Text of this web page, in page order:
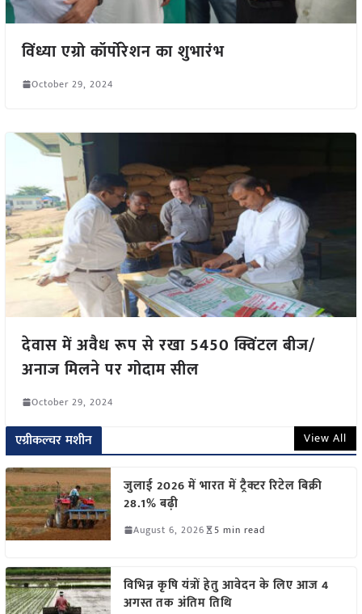
विंध्या एग्रो कॉर्पोरेशन का शुभारंभ
October 29, 2024
देवास में अवैध रूप से रखा 5450 क्विंटल बीज/
अनाज मिलने पर गोदाम सील
October 29, 2024
एग्रीकल्चर मशीन View All
जुलाई 2026 में भारत में ट्रैक्टर रिटेल बिक्री
28.1% बढ़ी
August 6, 2026 5 min read
विभिन्न कृषि यंत्रों हेतु आवेदन के लिए आज 4
अगस्त तक अंतिम तिथि